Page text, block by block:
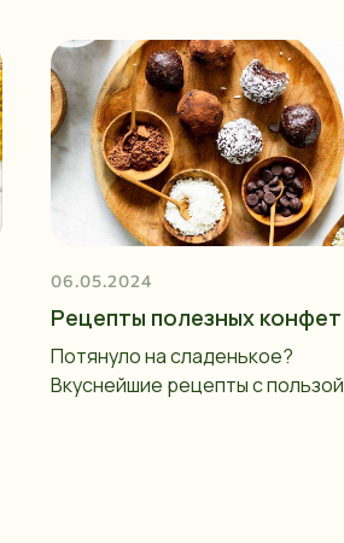
06.05.2024
Рецепты полезных конфет
Потянуло на сладенькое?
Вкуснейшие рецепты с пользой